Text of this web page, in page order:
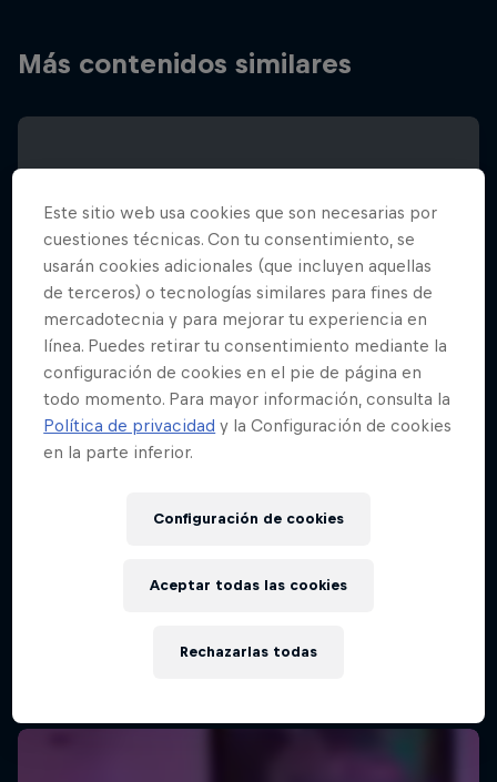
Más contenidos similares
Lima, Peru
Este sitio web usa cookies que son necesarias por
cuestiones técnicas. Con tu consentimiento, se
usarán cookies adicionales (que incluyen aquellas
de terceros) o tecnologías similares para fines de
mercadotecnia y para mejorar tu experiencia en
línea. Puedes retirar tu consentimiento mediante la
configuración de cookies en el pie de página en
todo momento. Para mayor información, consulta la
Política de privacidad y la Configuración de cookies
en la parte inferior.
Configuración de cookies
Rechazarlas todas
Aceptar todas las cookies